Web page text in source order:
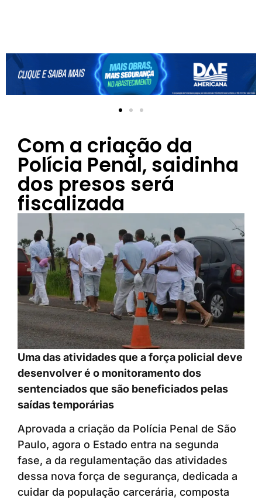
Com a criação da
Polícia Penal, saidinha
dos presos será
fiscalizada
Uma das atividades que a força policial deve
desenvolver é o monitoramento dos
sentenciados que são beneficiados pelas
saídas temporárias
Aprovada a criação da Polícia Penal de São
Paulo, agora o Estado entra na segunda
fase, a da regulamentação das atividades
dessa nova força de segurança, dedicada a
cuidar da população carcerária, composta